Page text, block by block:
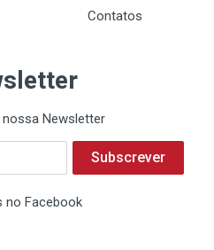
Contatos
Newsletter
Subscrever
no Facebook